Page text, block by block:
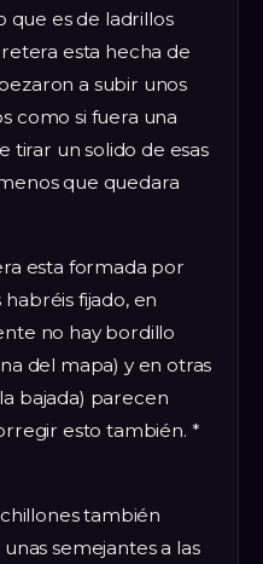
que es de ladrillos
esta hecha de
a subir unos
como si fuera una
tirar un solido de esas
que quedara
esta formada por
fijado, en
no hay bordillo
del mapa) y en otras
bajada) parecen
esto también. *
también
semejantes a las